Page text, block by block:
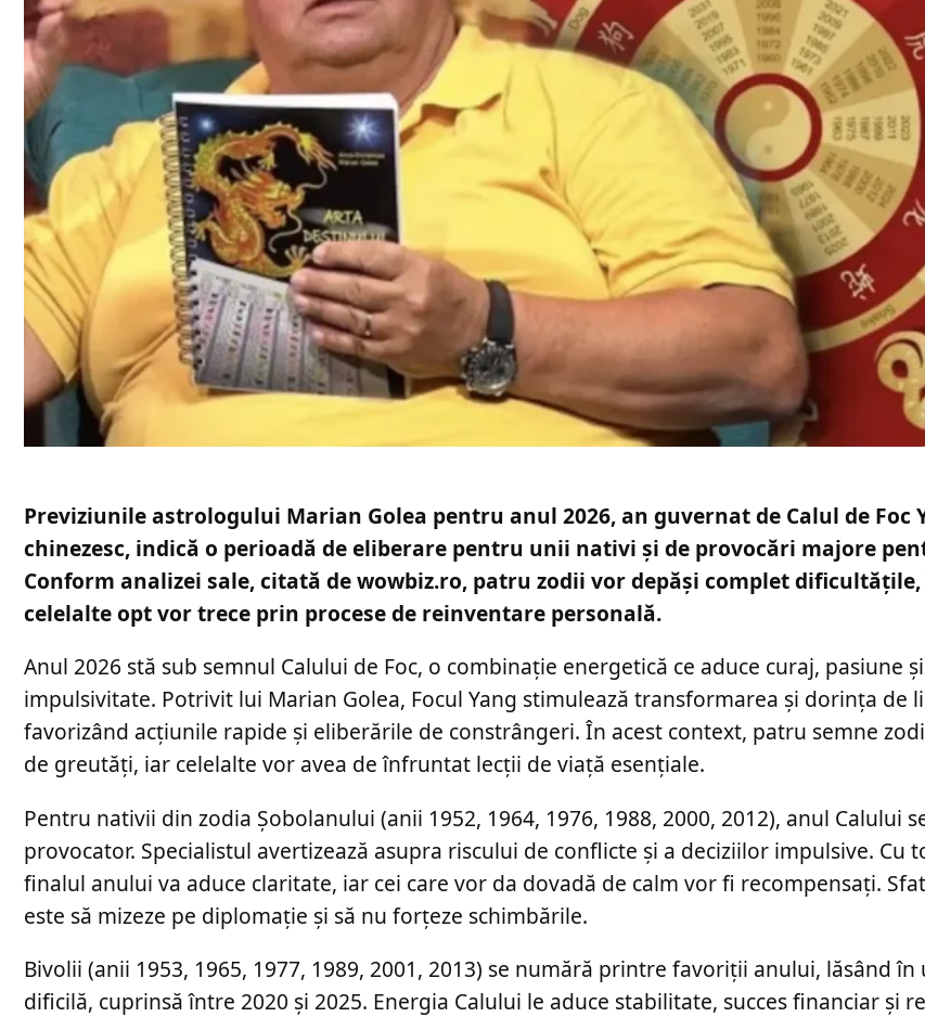
Previziunile astrologului Marian Golea pentru anul 2026, an guvernat de Calul de Foc
chinezesc, indică o perioadă de eliberare pentru unii nativi și de provocări majore
Conform analizei sale, citată de wowbiz.ro, patru zodii vor depăși complet
celelalte opt vor trece prin procese de reinventare personală.
Anul 2026 stă sub semnul Calului de Foc, o combinație energetică ce aduce curaj, pasiune
impulsivitate. Potrivit lui Marian Golea, Focul Yang stimulează transformarea și dorința de
favorizând acțiunile rapide și eliberările de constrângeri. În acest context, patru semne
de greutăți, iar celelalte vor avea de înfruntat lecții de viață esențiale.
Pentru nativii din zodia Șobolanului (anii 1952, 1964, 1976, 1988, 2000, 2012), anul Calului
provocator. Specialistul avertizează asupra riscului de conflicte și a deciziilor impulsive. Cu
finalul anului va aduce claritate, iar cei care vor da dovadă de calm vor fi recompensați.
este să mizeze pe diplomație și să nu forțeze schimbările.
Bivolii (anii 1953, 1965, 1977, 1989, 2001, 2013) se numără printre favoriții anului, lăsând
dificilă, cuprinsă între 2020 și 2025. Energia Calului le aduce stabilitate, succes financiar și